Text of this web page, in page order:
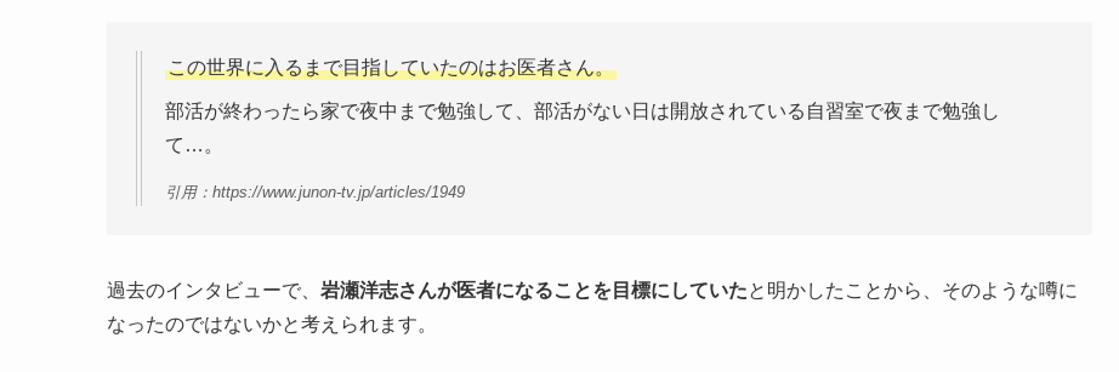
この世界に入るまで目指していたのはお医者さん。
部活が終わったら家で夜中まで勉強して、部活がない日は開放されている自習室で夜まで勉強し
て…。
引用：https://www.junon-tv.jp/articles/1949
過去のインタビューで、 岩瀬洋志さんが医者になることを目標にしていたと明かしたことから、そのような噂に
なったのではないかと考えられます。